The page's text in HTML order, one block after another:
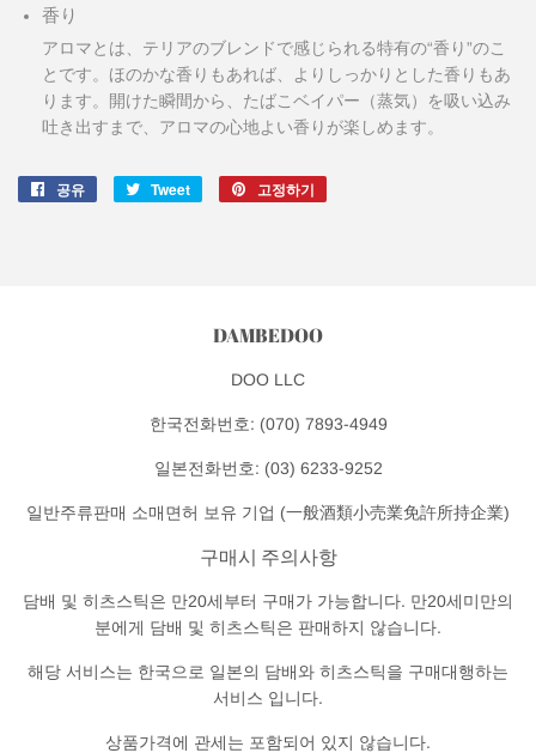
香り
アロマとは、テリアのブレンドで感じられる特有の“香り”のこ
とです。ほのかな香りもあれば、よりしっかりとした香りもあ
ります。開けた瞬間から、たばこベイパー（蒸気）を吸い込み
吐き出すまで、アロマの心地よい香りが楽しめます。
공유
FacebookTweet
Twitter
성
고정하기
DAMBEDOO
DOO LLC
한국전화번호: (070) 7893-4949
일본전화번호: (03) 6233-9252
일반주류판매 소매면허 보유 기업 (一般酒類小売業免許所持企業)
구매시 주의사항
담배 및 히츠스틱은 만20세부터 구매가 가능합니다. 만20세미만의
분에게 담배 및 히츠스틱은 판매하지 않습니다.
해당 서비스는 한국으로 일본의 담배와 히츠스틱을 구매대행하는
서비스 입니다.
상품가격에 관세는 포함되어 있지 않습니다.